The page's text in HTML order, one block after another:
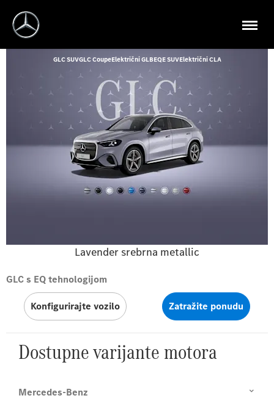
Lavender srebrna metallic
GLC SUVGLC CoupeElektrični GLBEQE SUVElektrični CLA
GLC s EQ tehnologijom
Konfigurirajte vozilo Zatražite ponudu
Dostupne varijante motora
Mercedes-Benz